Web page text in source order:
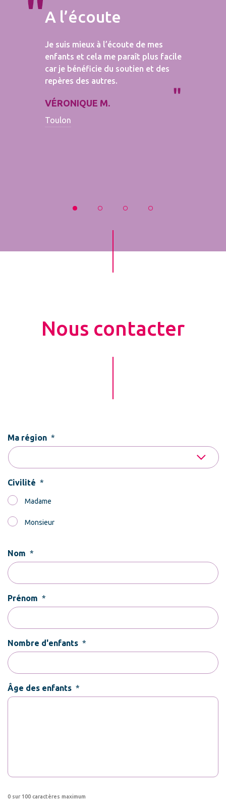
A l’écoute
Je suis mieux à l’écoute de mes
enfants et cela me paraît plus facile
car je bénéficie du soutien et des
repères des autres.
VÉRONIQUE M.
Toulon
Nous contacter
Ma région *
Civilité *
Madame
Monsieur
Nom *
Prénom *
Nombre d'enfants *
Âge des enfants *
0 sur 100 caractères maximum